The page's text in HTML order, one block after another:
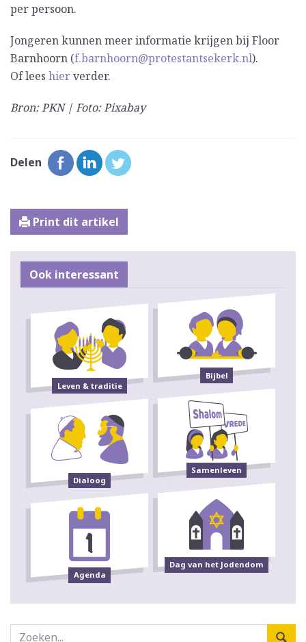
per persoon.
Jongeren kunnen meer informatie krijgen bij Floor
Barnhoorn (f.barnhoorn@protestantsekerk.nl).
Of lees hierverder.
Bron: PKN | Foto: Pixabay
Delen
Print dit artikel
Ook interessant
Leven & traditie
Bijbel
Dialoog
Samenleven
Agenda
Dag van het Jodendom